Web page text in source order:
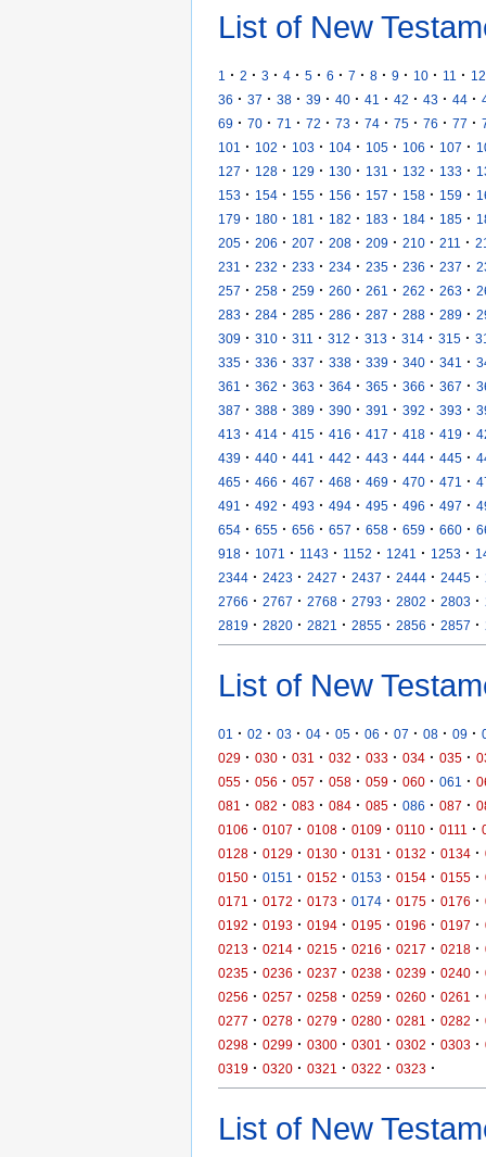
List of New
1 · 2 · 3 · 4 · 5 · 6 · 7 · 8 · 9 · 10 · 11 · 12
36 · 37 · 38 · 39 · 40 · 41 · 42 · 43 · 44 ·
69 · 70 · 71 · 72 · 73 · 74 · 75 · 76 · 77 ·
101
· 102 · 103 · 104 · 105 · 106 · 107 ·
127 · 128 · 129 · 130 · 131 · 132 · 133 ·
153 · 154 · 155 · 156 · 157 · 158 · 159 ·
179 · 180 · 181 · 182 · 183 · 184 · 185 ·
205 · 206 · 207 · 208 · 209 · 210 · 211 ·
231
· 232 · 233 · 234 · 235 · 236 · 237 ·
257 · 258 · 259 · 260 · 261 · 262 · 263 ·
283 · 284 · 285 · 286 · 287 · 288 · 289 ·
309 · 310 · 311 · 312 · 313 · 314 · 315 ·
335 · 336 · 337 · 338 · 339 · 340 · 341 ·
361
· 362 · 363 · 364 · 365 · 366 · 367 ·
387 · 388 · 389 · 390 · 391 · 392 · 393 ·
413 · 414 · 415 · 416 · 417 · 418 · 419 ·
439 · 440 · 441 · 442 · 443 · 444 · 445 ·
465 · 466 · 467 · 468 · 469 · 470 · 471 ·
491
· 492 · 493 · 494 · 495 · 496 · 497 ·
654 · 655 · 656 · 657 · 658 · 659 · 660 ·
918 · 1071 · 1143 · 1152 · 1241 · 1253 ·
2344 · 2423 · 2427 · 2437 · 2444 · 2445 ·
2766 · 2767 · 2768 · 2793 · 2802 · 2803 ·
2819 · 2820 · 2821 · 2855 · 2856 · 2857 ·
List of New
01 · 02 · 03 · 04 · 05 · 06 · 07 · 08 · 09 ·
029 · 030 · 031 · 032 · 033 · 034 · 035 ·
055 · 056 · 057 · 058 · 059 · 060 · 061 ·
081
· 082 · 083 · 084 · 085 · 086 · 087 ·
0106 · 0107 · 0108 · 0109 · 0110 · 0111 ·
0128 · 0129 · 0130 · 0131 · 0132 · 0134 ·
0150 · 0151 · 0152 · 0153 · 0154 · 0155 ·
0171
· 0172 · 0173 · 0174 · 0175 · 0176 ·
0192 · 0193 · 0194 · 0195 · 0196 · 0197 ·
0213 · 0214 · 0215 · 0216 · 0217 · 0218 ·
0235 · 0236 · 0237 · 0238 · 0239 · 0240 ·
0256 · 0257 · 0258 · 0259 · 0260 · 0261 ·
0277 · 0278 · 0279 · 0280 · 0281 · 0282 ·
0298 · 0299 · 0300 · 0301 · 0302 · 0303 ·
0319 · 0320 · 0321 · 0322 · 0323 ·
List of New